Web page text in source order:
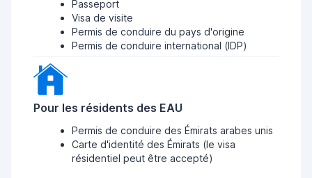
Passeport
Visa de visite
Permis de conduire du pays d'origine
Permis de conduire international (IDP)
Pour les résidents des EAU
Permis de conduire des Émirats arabes unis
Carte d'identité des Émirats (le visa
résidentiel peut être accepté)